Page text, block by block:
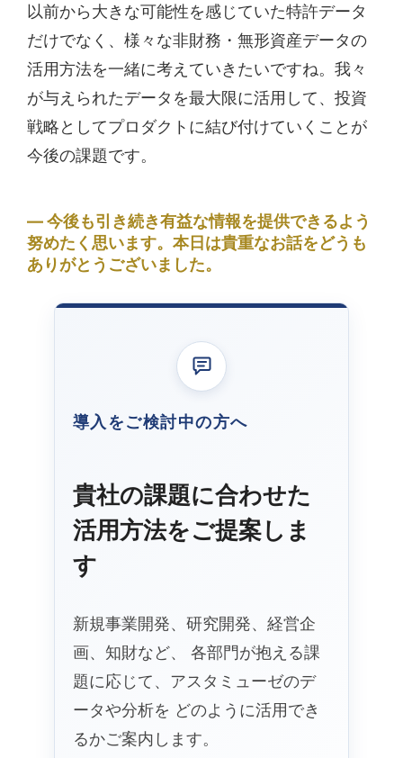
以前から大きな可能性を感じていた特許データ
だけでなく、様々な非財務・無形資産データの
活用方法を一緒に考えていきたいですね。我々
が与えられたデータを最大限に活用して、投資
戦略としてプロダクトに結び付けていくことが
今後の課題です。
今後も引き続き有益な情報を提供できるよう
努めたく思います。本日は貴重なお話をどうも
ありがとうございました。
導入をご検討中の方へ
貴社の課題に合わせた
活用方法をご提案しま
す
新規事業開発、研究開発、経営企
画、知財など、 各部門が抱える課
題に応じて、アスタミューゼのデ
ータや分析を どのように活用でき
るかご案内します。